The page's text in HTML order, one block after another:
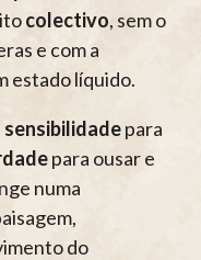
colectivo, sem o
e com a
estado líquido.
sensibilidadepara
para ousar e
numa
do